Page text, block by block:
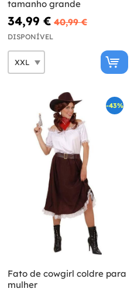
tamanho grande
34,99 € 40,99 €
DISPONÍVEL
-43%
Fato de cowgirl coldre para
mulher